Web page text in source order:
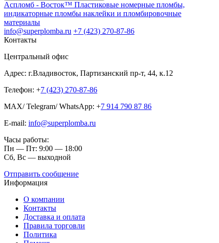
Аспломб - Восток™ Пластиковые номерные пломбы,
индикаторные пломбы наклейки и пломбировочные
материалы
info@superplomba.ru +7 (423) 270-87-86
Контакты
Центральный офис
Адрес: г.Владивосток, Партизанский пр-т, 44, к.12
Телефон: +7 (423) 270-87-86
MAX/ Telegram/ WhatsApp: +7 914 790 87 86
E-mail: info@superplomba.ru
Часы работы:
Пн — Пт: 9:00 — 18:00
Сб, Вc — выходной
Отправить сообщение
Информация
О компании
Контакты
Доставка и оплата
Правила торговли
Политика